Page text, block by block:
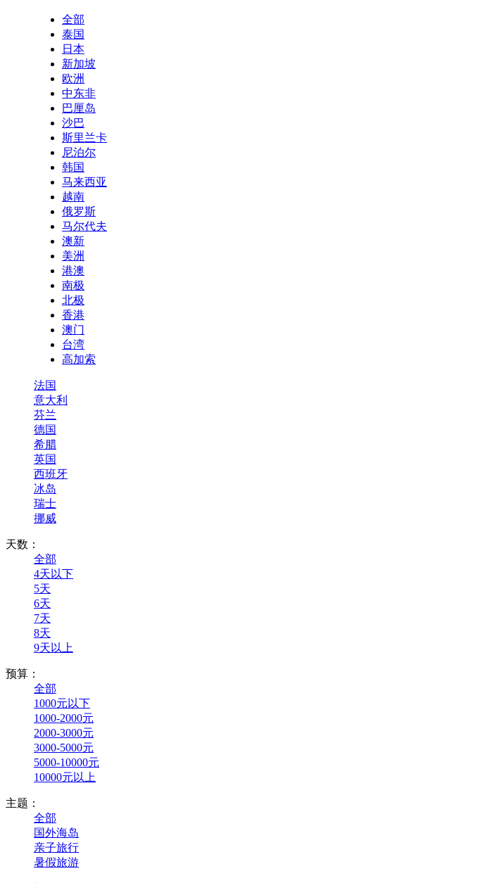
全部
泰国
日本
新加坡
欧洲
中东非
巴厘岛
沙巴
斯里兰卡
尼泊尔
韩国
马来西亚
越南
俄罗斯
马尔代夫
澳新
美洲
港澳
南极
北极
香港
澳门
台湾
高加索
法国
意大利
芬兰
德国
希腊
英国
西班牙
冰岛
瑞士
挪威
天数：
全部
4天以下
5天
6天
7天
8天
9天以上
预算：
全部
1000元以下
1000-2000元
2000-3000元
3000-5000元
5000-10000元
10000元以上
主题：
全部
国外海岛
亲子旅行
暑假旅游